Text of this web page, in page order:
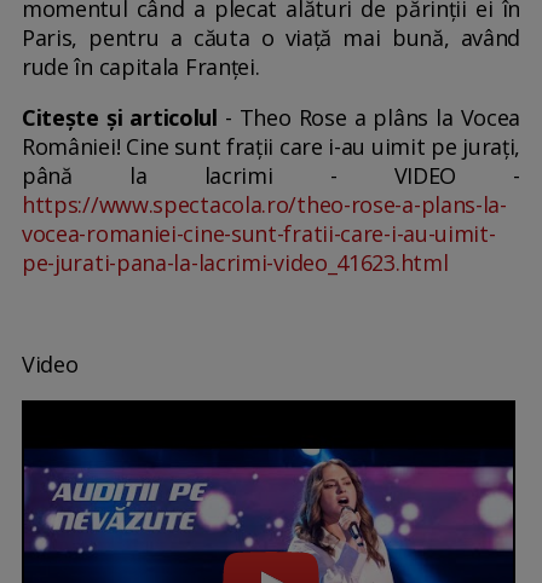
momentul când a plecat alături de părinții ei în
Paris, pentru a căuta o viață mai bună, având
rude în capitala Franței.
Citește și articolul - Theo Rose a plâns la Vocea
României! Cine sunt frații care i-au uimit pe jurați,
până la lacrimi - VIDEO -
https://www.spectacola.ro/theo-rose-a-plans-la-
vocea-romaniei-cine-sunt-fratii-care-i-au-uimit-
pe-jurati-pana-la-lacrimi-video_41623.html
Video